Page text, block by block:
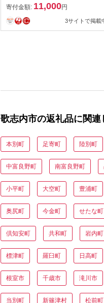
肉 羊肉 羊 厚切り タレ タレ
味 BBQ バーベキュー 焼肉
アウトドア 冷凍 国産 ふる
寄付金額: 11,000円
3サイトで掲載
歌志内市の返礼品に関連
本別町 足寄町 陸別町
中富良野町 南富良野町
小平町 大空町 豊浦町
奥尻町 今金町 せたな町
倶知安町 共和町 岩内町
標津町 羅臼町 日高町
根室市 千歳市 滝川市
当別町 新篠津村 松前町